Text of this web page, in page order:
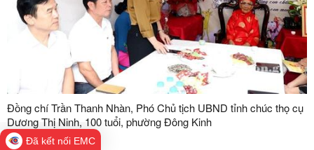
Đồng chí Trần Thanh Nhàn, Phó Chủ tịch UBND tỉnh chúc thọ cụ
Dương Thị Ninh, 100 tuổi, phường Đông Kinh
Đã kết nối EMC